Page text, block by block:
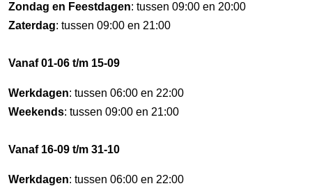
Zondag en Feestdagen: tussen 09:00 en 20:00
Zaterdag: tussen 09:00 en 21:00
Vanaf 01-06 t/m 15-09
Werkdagen: tussen 06:00 en 22:00
Weekends: tussen 09:00 en 21:00
Vanaf 16-09 t/m 31-10
Werkdagen: tussen 06:00 en 22:00